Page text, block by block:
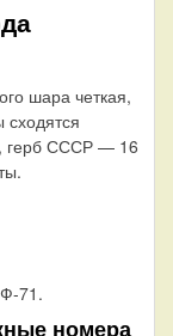
шара четкая,
герб СССР — 16
71.
номера